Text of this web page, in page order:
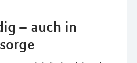
– auch in